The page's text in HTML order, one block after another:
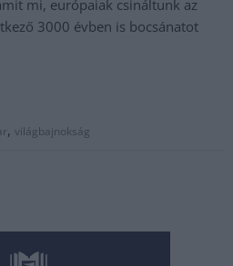
mi, európaiak csináltunk az
3000 évben is bocsánatot
,világbajnokság